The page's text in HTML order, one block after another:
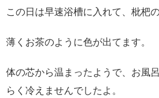
この日は早速浴槽に入れて、枇杷の
薄くお茶のように色が出てます。
体の芯から温まったようで、お風
らく冷えませんでしたよ。